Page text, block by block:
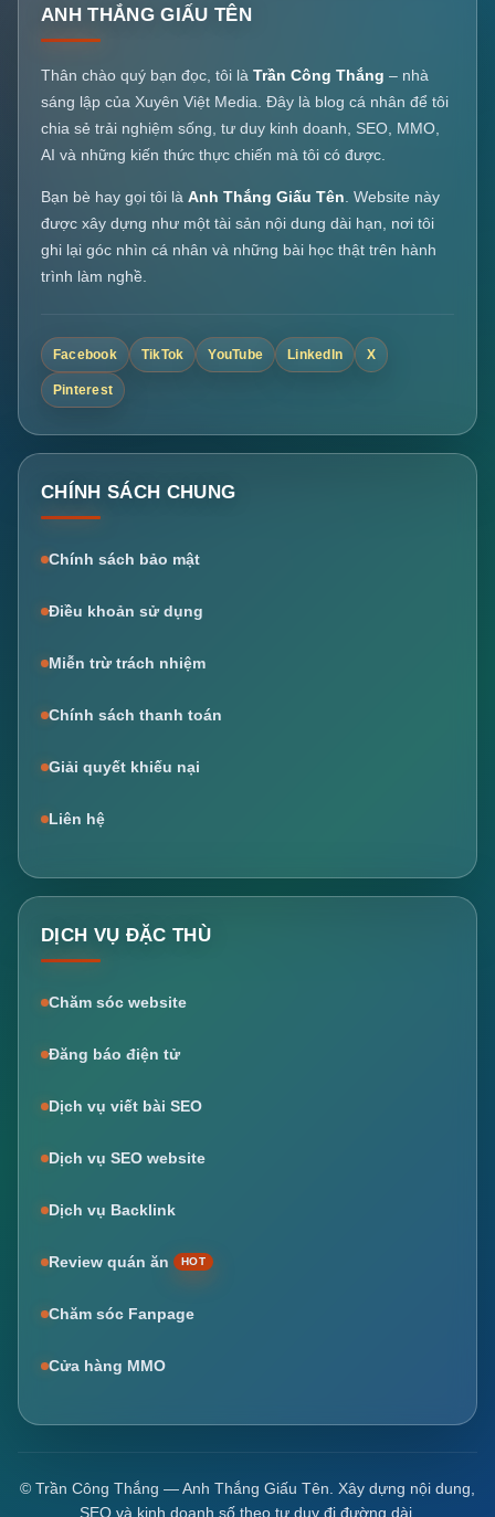
ANH THẮNG GIẤU TÊN
Thân chào quý bạn đọc, tôi là Trần Công Thắng – nhà
sáng lập của Xuyên Việt Media. Đây là blog cá nhân để tôi
chia sẻ trải nghiệm sống, tư duy kinh doanh, SEO, MMO,
AI và những kiến thức thực chiến mà tôi có được.
Bạn bè hay gọi tôi là Anh Thắng Giấu Tên . Website này
được xây dựng như một tài sản nội dung dài hạn, nơi tôi
ghi lại góc nhìn cá nhân và những bài học thật trên hành
trình làm nghề.
Facebook TikTok YouTube LinkedIn X
Pinterest
CHÍNH SÁCH CHUNG
Chính sách bảo mật
Điều khoản sử dụng
Miễn trừ trách nhiệm
Chính sách thanh toán
Giải quyết khiếu nại
Liên hệ
DỊCH VỤ ĐẶC THÙ
Chăm sóc website
Đăng báo điện tử
Dịch vụ viết bài SEO
Dịch vụ SEO website
Dịch vụ Backlink
Review quán ăn HOT
Chăm sóc Fanpage
Cửa hàng MMO
© Trần Công Thắng — Anh Thắng Giấu Tên. Xây dựng nội dung,
SEO và kinh doanh số theo tư duy đi đường dài.